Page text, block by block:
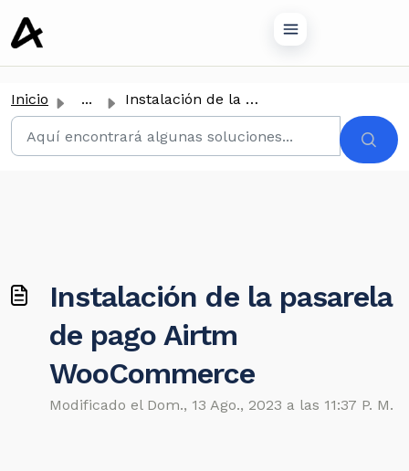
principal
Inicio ... Instalación de la pasarela de pago Airtm WooCommerce
Instalación de la pasarela
de pago Airtm
WooCommerce
Modificado el Dom., 13 Ago., 2023 a las 11:37 P. M.